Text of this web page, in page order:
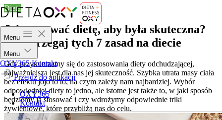
Menu
Menu
OXY365 Kontakt
Przejdź do aplikacji
OXY365
Kontakt
Dieta
Jak stosować dietę, aby była skuteczna?
Przestrzegaj tych 7 zasad na diecie
Gdy przymierzamy się do zastosowania diety odchudzającej,
najważniejsza jest dla nas jej skuteczność. Szybka utrata masy ciała
bez efektu jojo to to, na czym zależy nam najbardziej. Wybór
odpowiedniej diety to jedno, ale istotne jest także to, w jaki sposób
będziemy ją stosować i czy wdrożymy odpowiednie triki
żywieniowe, które przybliżą nas do celu.